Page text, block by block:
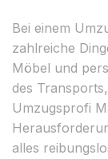
Bei einem
zahlreiche
Möbel und
des
Umzugsprofi
alles